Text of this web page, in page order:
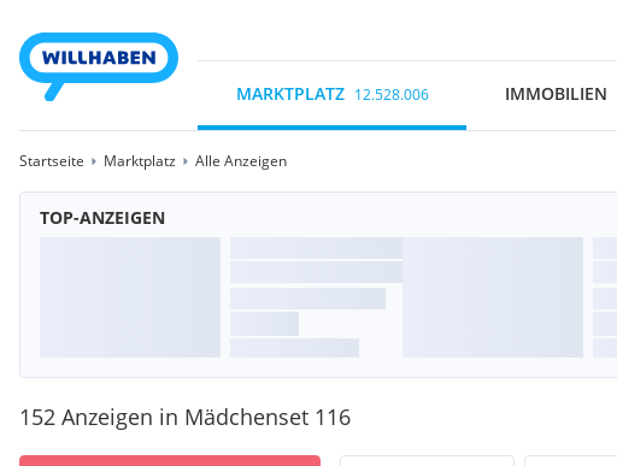
MARKTPLATZ 12.528.006 IMMOBILIEN
Startseite Marktplatz Alle Anzeigen
TOP-ANZEIGEN
152 Anzeigen in Mädchenset 116